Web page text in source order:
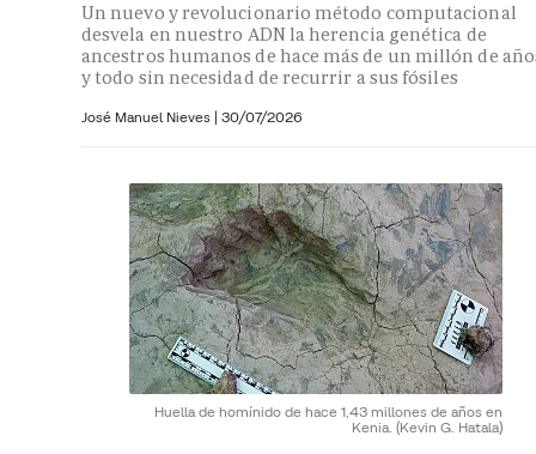
Un nuevo y revolucionario método computacional
desvela en nuestro ADN la herencia genética de
ancestros humanos de hace más de un millón de
y todo sin necesidad de recurrir a sus fósiles
José Manuel Nieves | 30/07/2026
Huella de homínido de hace 1,43 millones de años en
Kenia. (Kevin G. Hatala)